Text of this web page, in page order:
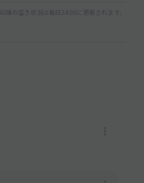
以降の空き状況は毎日24:00に更新されます。